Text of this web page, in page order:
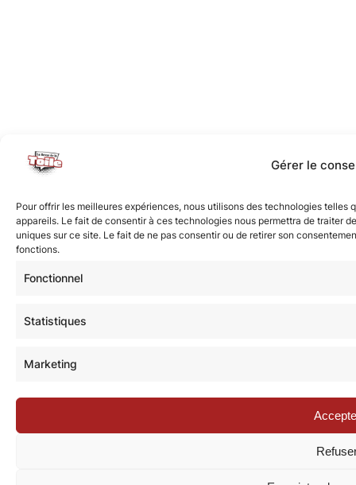
Gérer le
Pour offrir les meilleures expériences, nous utilisons des technologies
appareils. Le fait de consentir à ces technologies nous permettra de traiter
uniques sur ce site. Le fait de ne pas consentir ou de retirer son
fonctions.
Fonctionnel
Statistiques
Marketing